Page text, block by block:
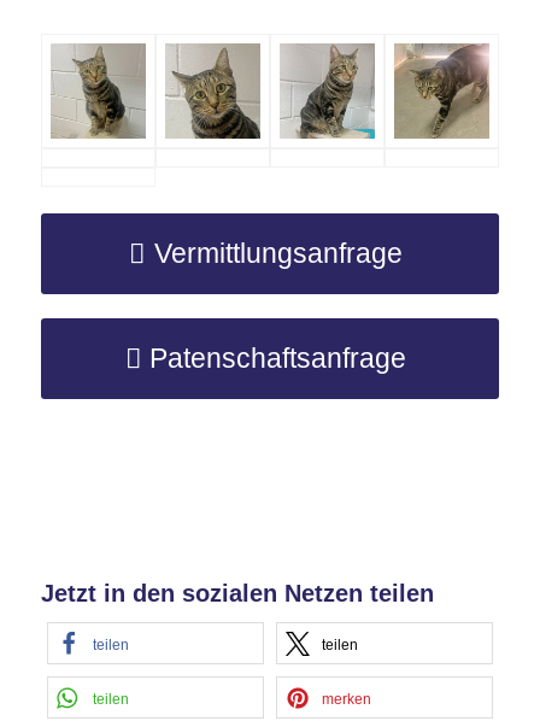
Vermittlungsanfrage
Patenschaftsanfrage
Jetzt in den sozialen Netzen teilen
teilen teilen
teilen merken